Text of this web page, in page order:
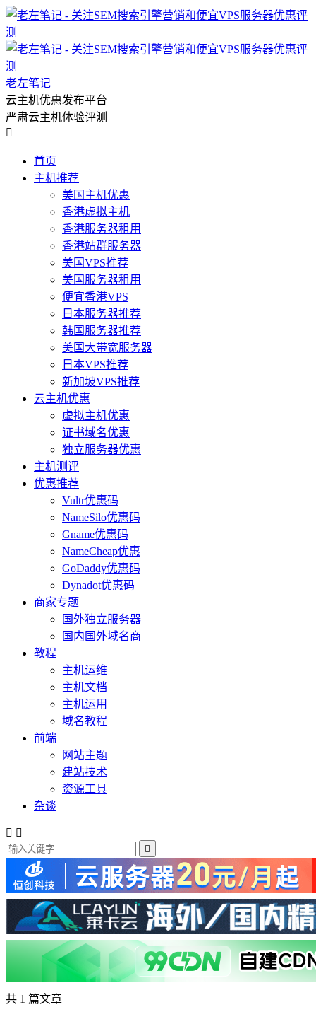
老左笔记
云主机优惠发布平台
严肃云主机体验评测

首页
主机推荐
美国主机优惠
香港虚拟主机
香港服务器租用
香港站群服务器
美国VPS推荐
美国服务器租用
便宜香港VPS
日本服务器推荐
韩国服务器推荐
美国大带宽服务器
日本VPS推荐
新加坡VPS推荐
云主机优惠
虚拟主机优惠
证书域名优惠
独立服务器优惠
主机测评
优惠推荐
Vultr优惠码
NameSilo优惠码
Gname优惠码
NameCheap优惠
GoDaddy优惠码
Dynadot优惠码
商家专题
国外独立服务器
国内国外域名商
教程
主机运维
主机文档
主机运用
域名教程
前端
网站主题
建站技术
资源工具
杂谈
 

共 1 篇文章